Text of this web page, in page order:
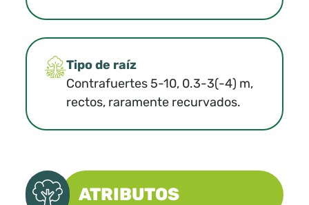
Tipo de raíz
Contrafuertes 5-10, 0.3-3(-4) m,
rectos, raramente recurvados.
ATRIBUTOS